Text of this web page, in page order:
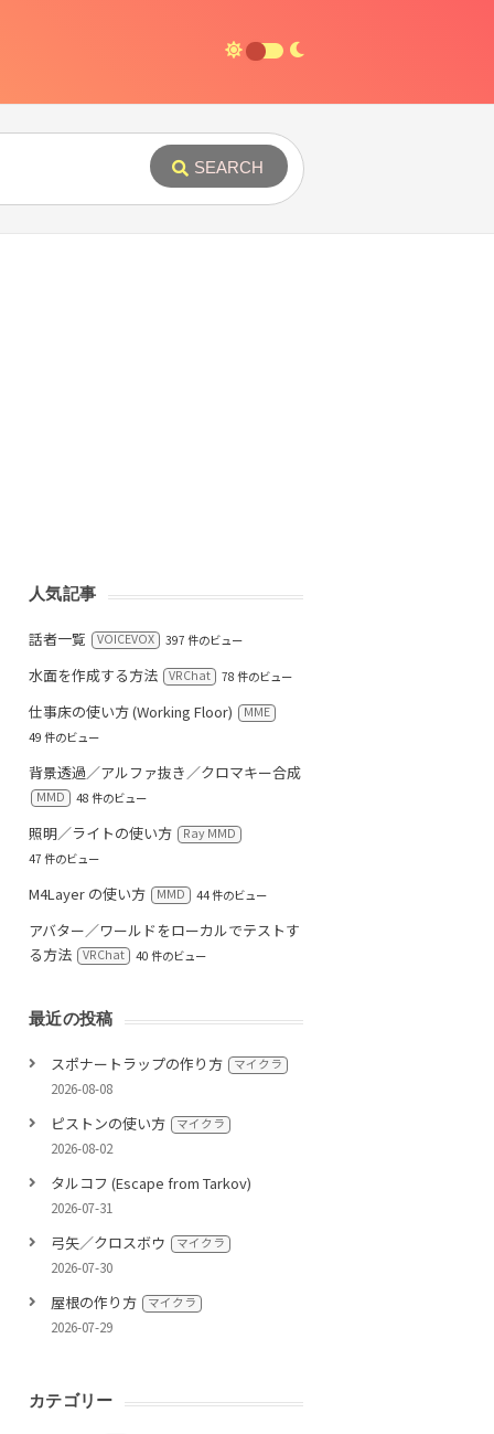
SEARCH
人気記事
話者一覧 VOICEVOX 397 件のビュー
水面を作成する方法 VRChat 78 件のビュー
仕事床の使い方 (Working Floor)
MME
49 件のビュー
背景透過／アルファ抜き／クロマキー合成
MMD 48 件のビュー
照明／ライトの使い方
Ray MMD
47 件のビュー
M4Layer の使い方 MMD 44 件のビュー
アバター／ワールドをローカルでテストす
る方法
VRChat 40 件のビュー
最近の投稿
スポナートラップの作り方 マイクラ
2026-08-08
ピストンの使い方 マイクラ
2026-08-02
タルコフ (Escape from Tarkov)
2026-07-31
弓矢／クロスボウ マイクラ
2026-07-30
屋根の作り方 マイクラ
2026-07-29
カテゴリー